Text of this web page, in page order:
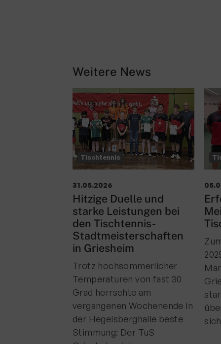
Weitere News
Tischtennis
31.05.2026
Hitzige Duelle und
starke Leistungen bei
den Tischtennis-
Stadtmeisterschaften
in Griesheim
Trotz hochsommerlicher
Temperaturen von fast 30
Grad herrschte am
vergangenen Wochenende in
der Hegelsberghalle beste
Stimmung: Der TuS